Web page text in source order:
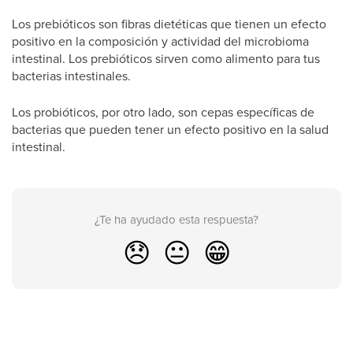
Los prebióticos son fibras dietéticas que tienen un efecto
positivo en la composición y actividad del microbioma
intestinal. Los prebióticos sirven como alimento para tus
bacterias intestinales.
Los probióticos, por otro lado, son cepas específicas de
bacterias que pueden tener un efecto positivo en la salud
intestinal.
¿Te ha ayudado esta respuesta?
😞 😐 😁